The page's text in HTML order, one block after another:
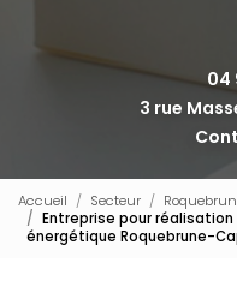
04
3 rue
Accueil Secteur
Entreprise pour
énergétique Roquebrune-